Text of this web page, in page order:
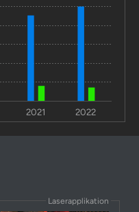
2021 2022
Laserapplikation